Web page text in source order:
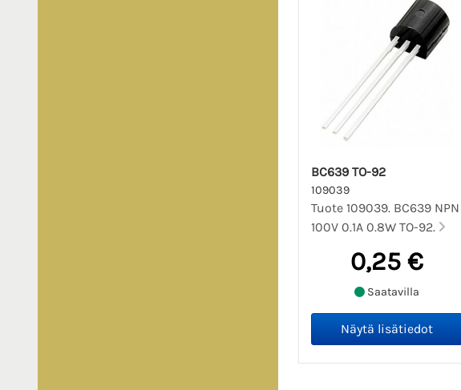
BC639 TO-92
109039
Tuote 109039. BC639 NPN
100V 0.1A 0.8W TO-92.
0,25 €
Saatavilla